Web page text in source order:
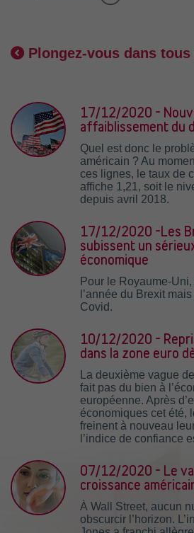
Plongez-vous dans
17/12/2020 -
affaiblissement du
Quel est donc le
américain ? Au
ces lignes, le taux de
affiche 1,21, soit le
depuis avril 2018.
17/12/2020 -Les
subissent un
économique
Pour le Royaume-
l’année du Brexit
Covid.
10/12/2020 -
dans la zone euro
La deuxième vague
fait pas du bien à
européenne. Après
économiques cet été,
freinent à nouveau
l’indice de confiance
07/12/2020 - Le
croissance
À Wall Street, aucun
obscurcir l’horizon.